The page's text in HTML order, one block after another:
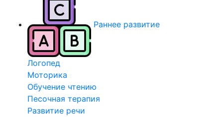
Раннее развитие
Логопед
Моторика
Обучение чтению
Песочная терапия
Развитие речи